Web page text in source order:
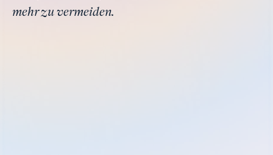
mehr zu vermeiden.